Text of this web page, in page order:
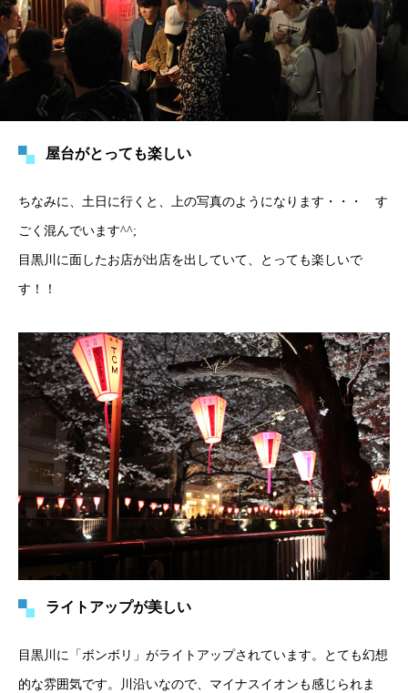
屋台がとっても楽しい
ちなみに、土日に行くと、上の写真のようになります・・・ す
ごく混んでいます^^;
目黒川に面したお店が出店を出していて、とっても楽しいで
す！！
ライトアップが美しい
目黒川に「ボンボリ」がライトアップされています。とても幻想
的な雰囲気です。川沿いなので、マイナスイオンも感じられま